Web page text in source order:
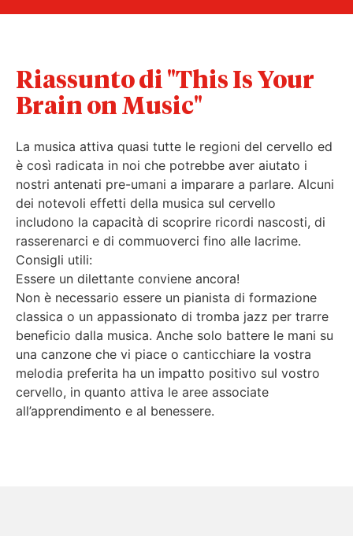
Riassunto di "This Is Your
Brain on Music"
La musica attiva quasi tutte le regioni del cervello ed
è così radicata in noi che potrebbe aver aiutato i
nostri antenati pre-umani a imparare a parlare. Alcuni
dei notevoli effetti della musica sul cervello
includono la capacità di scoprire ricordi nascosti, di
rasserenarci e di commuoverci fino alle lacrime.
Consigli utili:
Essere un dilettante conviene ancora!
Non è necessario essere un pianista di formazione
classica o un appassionato di tromba jazz per trarre
beneficio dalla musica. Anche solo battere le mani su
una canzone che vi piace o canticchiare la vostra
melodia preferita ha un impatto positivo sul vostro
cervello, in quanto attiva le aree associate
all’apprendimento e al benessere.